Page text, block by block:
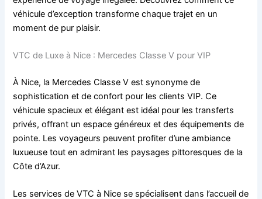
véhicule d’exception transforme chaque trajet en un
moment de pur plaisir.
VTC de Luxe à Nice : Mercedes Classe V pour VIP
À Nice, la Mercedes Classe V est synonyme de
sophistication et de confort pour les clients VIP. Ce
véhicule spacieux et élégant est idéal pour les transferts
privés, offrant un espace généreux et des équipements de
pointe. Les voyageurs peuvent profiter d’une ambiance
luxueuse tout en admirant les paysages pittoresques de la
Côte d’Azur.
Les services de VTC à Nice se spécialisent dans l’accueil de